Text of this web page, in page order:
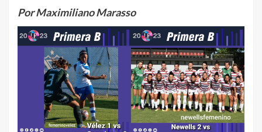
Por Maximiliano Marasso